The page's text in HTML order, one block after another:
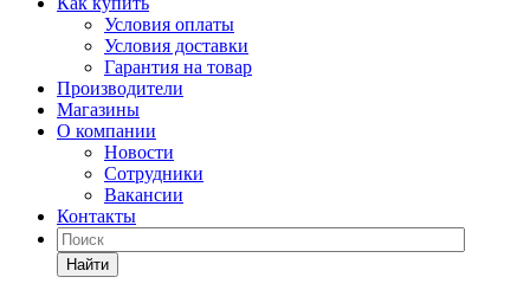
Условия оплаты
Условия доставки
Гарантия на товар
Производители
Магазины
О компании
Новости
Сотрудники
Вакансии
Контакты
Найти